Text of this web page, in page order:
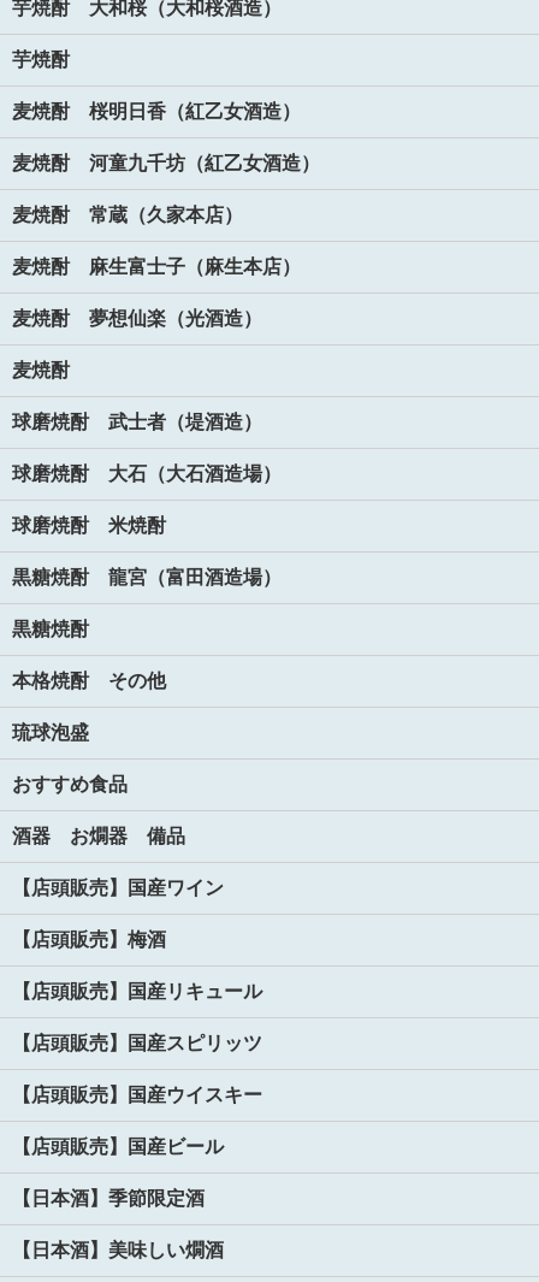
芋焼酎 大和桜（大和桜酒造）
芋焼酎
麦焼酎 桜明日香（紅乙女酒造）
麦焼酎 河童九千坊（紅乙女酒造）
麦焼酎 常蔵（久家本店）
麦焼酎 麻生富士子（麻生本店）
麦焼酎 夢想仙楽（光酒造）
麦焼酎
球磨焼酎 武士者（堤酒造）
球磨焼酎 大石（大石酒造場）
球磨焼酎 米焼酎
黒糖焼酎 龍宮（富田酒造場）
黒糖焼酎
本格焼酎 その他
琉球泡盛
おすすめ食品
酒器 お燗器 備品
【店頭販売】国産ワイン
【店頭販売】梅酒
【店頭販売】国産リキュール
【店頭販売】国産スピリッツ
【店頭販売】国産ウイスキー
【店頭販売】国産ビール
【日本酒】季節限定酒
【日本酒】美味しい燗酒